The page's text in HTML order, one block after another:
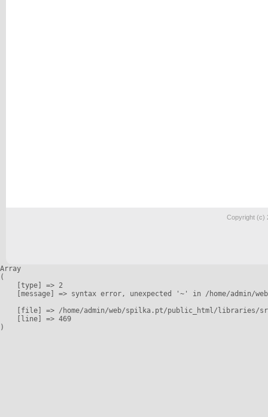
Copyright (c)
Array
(
    [type] => 2
[message] => syntax error, unexpected '~' in /home/admin/
[file] => /home/admin/web/spilka.pt/public_html/libraries/
    [line] => 469